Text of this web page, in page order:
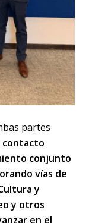
partes
contacto
conjunto
vías de
y
y otros
en el